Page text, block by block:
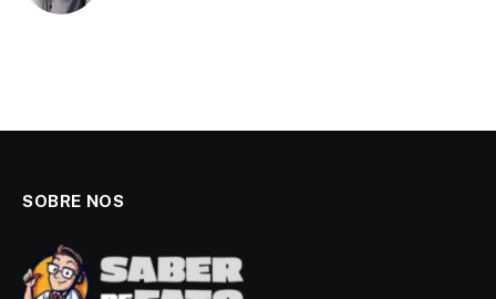
SOBRE NOS